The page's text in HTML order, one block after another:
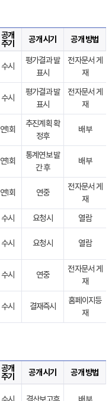
공개
주기 공개 시기 공개 방법
수시
평가결과 발
표시
전자문서 게
재
수시
평가결과 발
표시
전자문서 게
재
연1회
추진계획 확
정후
배부
연1회
통계연보 발
간 후
배부
연1회 연중
전자문서 게
재
수시 요청시
열람
수시 요청시 열람
수시 연중
전자문서 게
재
수시 결재즉시
홈페이지등
재
공개
주기 공개 시기 공개 방법